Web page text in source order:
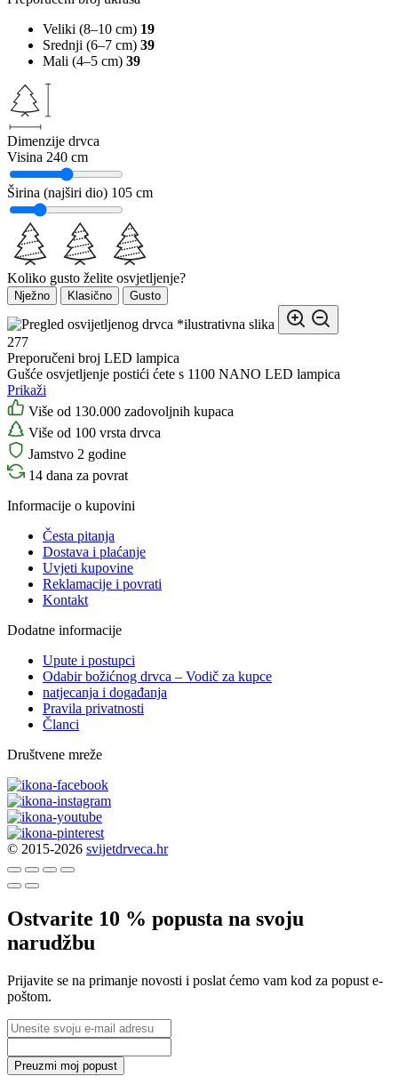
Veliki (8–10 cm) 19
Srednji (6–7 cm) 39
Mali (4–5 cm) 39
Dimenzije drvca
Visina 240 cm
Širina (najširi dio) 105 cm
Koliko gusto želite osvjetljenje?
Nježno Klasično Gusto
*ilustrativna slika
277
Preporučeni broj LED lampica
Gušće osvjetljenje postići ćete s 1100 NANO LED lampica
Prikaži
Više od 130.000 zadovoljnih kupaca
Više od 100 vrsta drvca
Jamstvo 2 godine
14 dana za povrat
Informacije o kupovini
Česta pitanja
Dostava i plaćanje
Uvjeti kupovine
Reklamacije i povrati
Kontakt
Dodatne informacije
Upute i postupci
Odabir božićnog drvca – Vodič za kupce
natjecanja i događanja
Pravila privatnosti
Članci
Društvene mreže
© 2015-2026 svijetdrveca.hr
Ostvarite 10 % popusta na svoju
narudžbu
Prijavite se na primanje novosti i poslat ćemo vam kod za popust e-
poštom.
Preuzmi moj popust